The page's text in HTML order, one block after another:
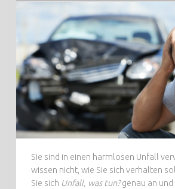
Sie sind in einen harmlosen Unfall
wissen nicht, wie Sie sich verhalten
Sie sich Unfall, was tun?genau an